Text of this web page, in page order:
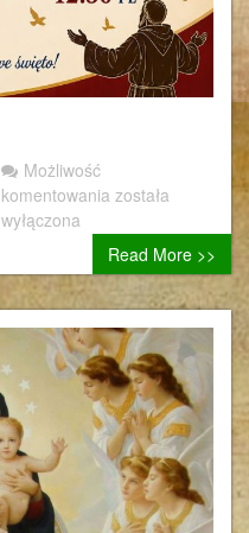
Możliwość
komentowania Odpust
została
wyłączona
Read More >>